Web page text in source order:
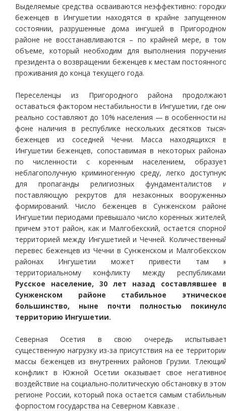
Выделяемые средства осваиваются неэффективно:
беженцев в Ингушетии находятся в крайне
состоянии, разрушенные дома ингушей в
районе не восстанавливаются – по крайней мере, в
объеме, который необходим для выполнения
президента о возвращении беженцев к местам
проживания до конца текущего года.
Переселенцы из Пригородного района
оставаться фактором нестабильности в Ингушетии, где
реально составляют до 10% населения — в особенности
фоне наличия в республике нескольких десятков
беженцев из соседней Чечни. Масса находящихся
Ингушетии беженцев, сопоставимая в некоторых
по численности с коренным населением,
неблагополучную криминогенную среду, легко
для пропаганды религиозных фундаменталистов
поставляющую рекрутов для незаконных
формирований. Число беженцев в Сунженском
Ингушетии периодами превышало число коренных
причем этот район, как и Малгобекский, остается
территорией между Ингушетией и Чечней.
перевес беженцев из Чечни в Сунженском и
районах Ингушетии может привести там
территориальному конфликту между
Русское население, 30 лет назад составлявшее
Сунженском районе стабильное
большинство, ныне почти полностью
территорию Ингушетии.
Северная Осетия в свою очередь
существенную нагрузку из-за присутствия на ее
массы беженцев из внутренних районов Грузии.
конфликт в Южной Осетии оказывает свое
воздействие на социально-политическую обстановку в
регионе России, который пока остается самым
форпостом государства на Северном Кавказе .